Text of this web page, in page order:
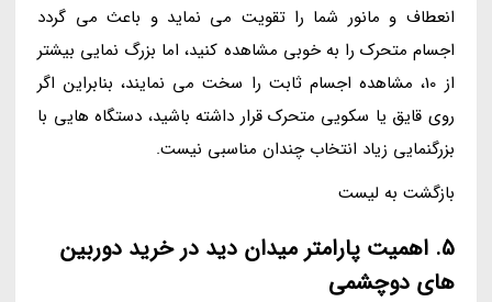
انعطاف و مانور شما را تقویت می نماید و باعث می گردد
اجسام متحرک را به خوبی مشاهده کنید، اما بزرگ نمایی بیشتر
از 10، مشاهده اجسام ثابت را سخت می نمایند، بنابراین اگر
روی قایق یا سکویی متحرک قرار داشته باشید، دستگاه هایی با
بزرگنمایی زیاد انتخاب چندان مناسبی نیست.
بازگشت به لیست
5. اهمیت پارامتر میدان دید در خرید دوربین
های دوچشمی